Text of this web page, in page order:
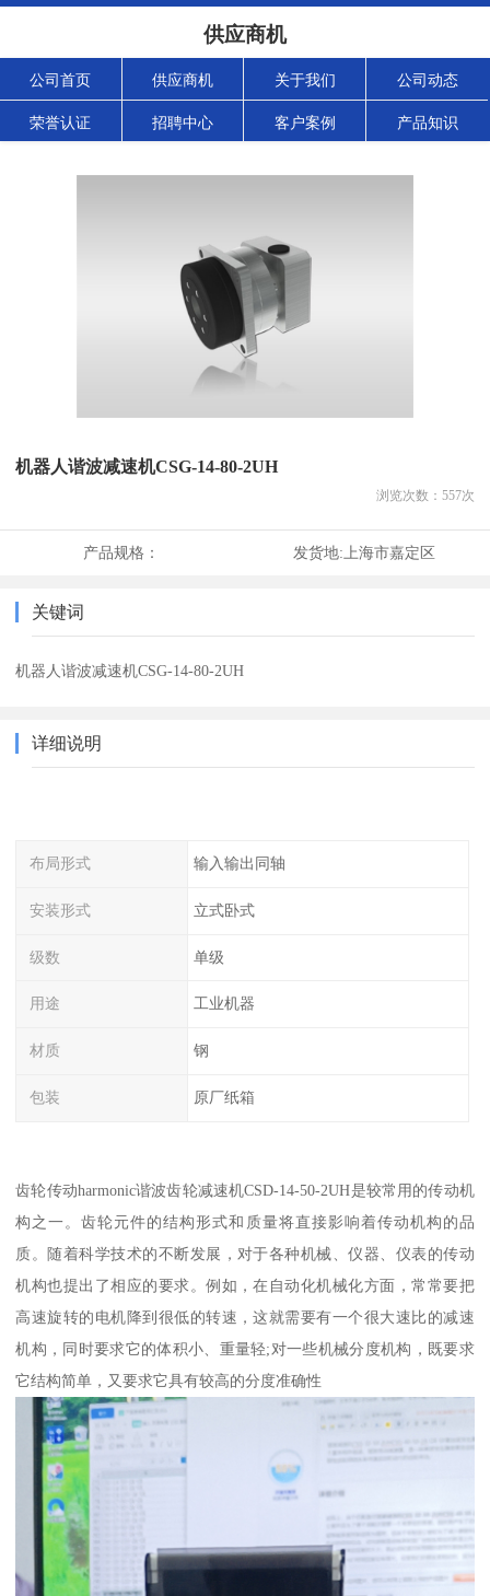
供应商机
公司首页 供应商机 关于我们 公司动态
荣誉认证 招聘中心 客户案例 产品知识
机器人谐波减速机CSG-14-80-2UH
浏览次数： 557次
产品规格： 发货地: 上海市嘉定区
关键词
机器人谐波减速机CSG-14-80-2UH
详细说明
布局形式 输入输出同轴
安装形式 立式卧式
级数 单级
用途 工业机器
材质 钢
包装 原厂纸箱
齿轮传动harmonic谐波齿轮减速机CSD-14-50-2UH是较常用的传动机
构之一。齿轮元件的结构形式和质量将直接影响着传动机构的品
质。随着科学技术的不断发展，对于各种机械、仪器、仪表的传动
机构也提出了相应的要求。例如，在自动化机械化方面，常常要把
高速旋转的电机降到很低的转速，这就需要有一个很大速比的减速
机构，同时要求它的体积小、重量轻;对一些机械分度机构，既要求
它结构简单，又要求它具有较高的分度准确性